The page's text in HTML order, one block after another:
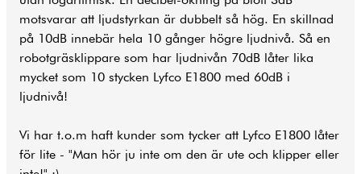
motsvarar att ljudstyrkan är dubbelt så hög. En skillnad
på 10dB innebär hela 10 gånger högre ljudnivå. Så en
robotgräsklippare som har ljudnivån 70dB låter lika
mycket som 10 stycken Lyfco E1800 med 60dB i
ljudnivå!
Vi har t.o.m haft kunder som tycker att Lyfco E1800 låter
för lite - "Man hör ju inte om den är ute och klipper eller